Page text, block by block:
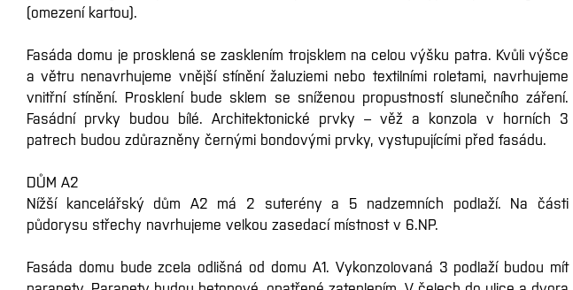
(omezení kartou).
Fasáda domu je prosklená se zasklením trojsklem na celou výšku patra. Kvůli výšce
a větru nenavrhujeme vnější stínění žaluziemi nebo textilními roletami, navrhujeme
vnitřní stínění. Prosklení bude sklem se sníženou propustností slunečního záření.
Fasádní prvky budou bílé. Architektonické prvky – věž a konzola v horních 3
patrech budou zdůrazněny černými bondovými prvky, vystupujícími před fasádu.
DŮM A2
Nížší kancelářský dům A2 má 2 suterény a 5 nadzemních podlaží. Na části
půdorysu střechy navrhujeme velkou zasedací místnost v 6.NP.
Fasáda domu bude zcela odlišná od domu A1. Vykonzolovaná 3 podlaží budou mít